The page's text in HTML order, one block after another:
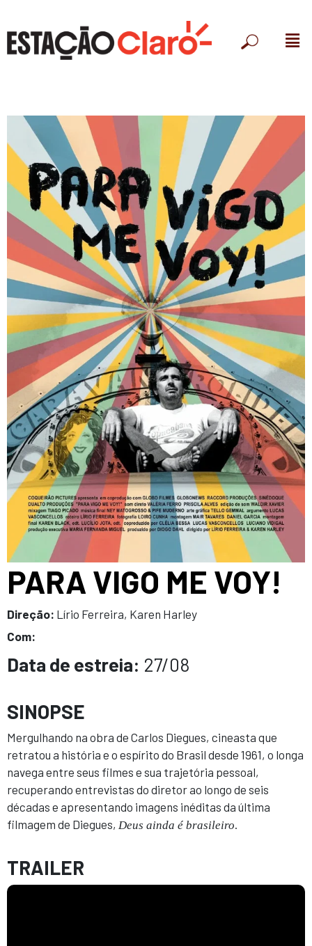
PARA VIGO ME VOY!
Direção: Lírio Ferreira, Karen Harley
Com:
Data de estreia: 27/08
SINOPSE
Mergulhando na obra de Carlos Diegues, cineasta que
retratou a história e o espírito do Brasil desde 1961, o longa
navega entre seus filmes e sua trajetória pessoal,
recuperando entrevistas do diretor ao longo de seis
décadas e apresentando imagens inéditas da última
filmagem de Diegues, Deus ainda é brasileiro.
TRAILER